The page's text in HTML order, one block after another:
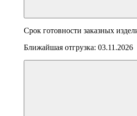
Срок готовности заказных
Ближайшая отгрузка: 03.11.2026